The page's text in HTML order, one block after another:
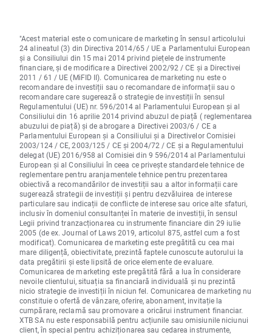
"Acest material este o comunicare de marketing în sensul articolului
24 alineatul (3) din Directiva 2014/65 / UE a Parlamentului European
și a Consiliului din 15 mai 2014 privind piețele de instrumente
financiare, și de modificare a Directivei 2002/92 / CE și a Directivei
2011 / 61 / UE (MiFID II). Comunicarea de marketing nu este o
recomandare de investiții sau o recomandare de informații sau o
recomandare care sugerează o strategie de investiții în sensul
Regulamentului (UE) nr. 596/2014 al Parlamentului European și al
Consiliului din 16 aprilie 2014 privind abuzul de piață ( reglementarea
abuzului de piață) și de abrogare a Directivei 2003/6 / CE a
Parlamentului European și a Consiliului și a Directivelor Comisiei
2003/124 / CE, 2003/125 / CE și 2004/72 / CE și a Regulamentului
delegat (UE) 2016/958 al Comisiei din 9 596/2014 al Parlamentului
European și al Consiliului în ceea ce privește standardele tehnice de
reglementare pentru aranjamentele tehnice pentru prezentarea
obiectivă a recomandărilor de investiții sau a altor informații care
sugerează strategii de investiții și pentru dezvăluirea de interese
particulare sau indicații de conflicte de interese sau orice alte sfaturi,
inclusiv în domeniul consultanței în materie de investiții, în sensul
Legii privind tranzacționarea cu instrumente financiare din 29 iulie
2005 (de ex. Journal of Laws 2019, articolul 875, astfel cum a fost
modificat). Comunicarea de marketing este pregătită cu cea mai
mare diligență, obiectivitate, prezintă faptele cunoscute autorului la
data pregătirii și este lipsită de orice elemente de evaluare.
Comunicarea de marketing este pregătită fără a lua în considerare
nevoile clientului, situația sa financiară individuală și nu prezintă
nicio strategie de investiții în niciun fel. Comunicarea de marketing nu
constituie o ofertă de vânzare, oferire, abonament, invitație la
cumpărare, reclamă sau promovare a oricărui instrument financiar.
XTB SA nu este responsabilă pentru acțiunile sau omisiunile niciunui
client, în special pentru achiziționarea sau cedarea instrumente,